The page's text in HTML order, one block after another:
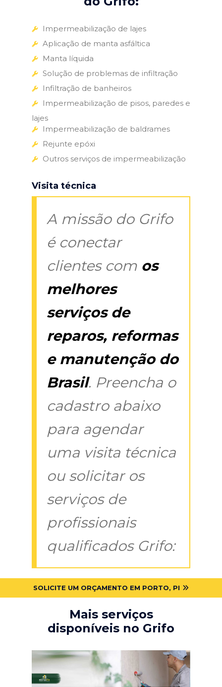
Impermeabilização de lajes
Aplicação de manta asfáltica
Manta líquida
Solução de problemas de infiltração
Infiltração de banheiros
Impermeabilização de pisos, paredes e
lajes
Impermeabilização de baldrames
Rejunte epóxi
Outros serviços de impermeabilização
Visita técnica
A missão do Grifo
é conectar
clientes com os
melhores
serviços de
reparos, reformas
e manutenção do
Brasil. Preencha o
cadastro abaixo
para agendar
uma visita técnica
ou solicitar os
serviços de
profissionais
qualificados Grifo:
SOLICITE UM ORÇAMENTO EM PORTO, PI
Mais serviços
disponíveis no Grifo